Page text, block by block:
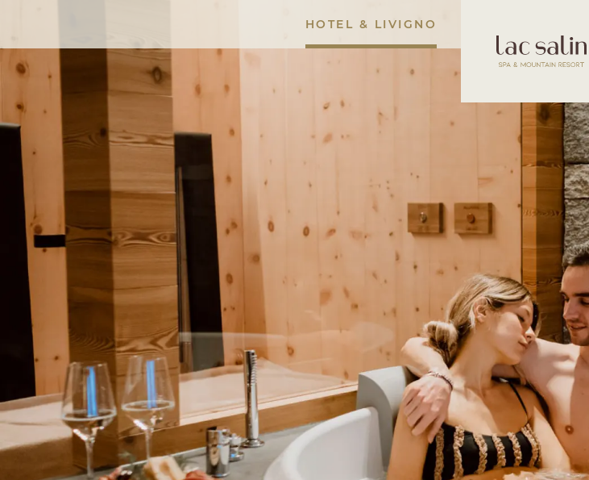
HOTEL & LIVIGNO
Stua da legn | Alta Cucina Naturale
Nachhaltigkeit
Unser Weinkeller
Seminare & Feiern
Anreise
Lungolivigno
Events
Shopping
Après-Ski & Aperitivo